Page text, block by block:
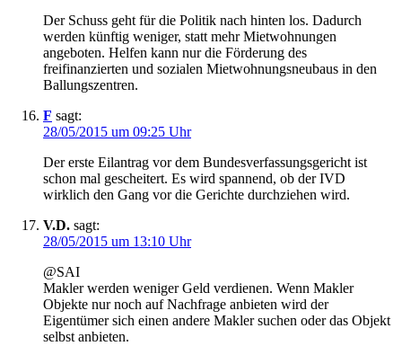
Der Schuss geht für die Politik nach hinten los. Dadurch
werden künftig weniger, statt mehr Mietwohnungen
angeboten. Helfen kann nur die Förderung des
freifinanzierten und sozialen Mietwohnungsneubaus in den
Ballungszentren.
F sagt:
28/05/2015 um 09:25 Uhr
Der erste Eilantrag vor dem Bundesverfassungsgericht ist
schon mal gescheitert. Es wird spannend, ob der IVD
wirklich den Gang vor die Gerichte durchziehen wird.
V.D. sagt:
28/05/2015 um 13:10 Uhr
@SAI
Makler werden weniger Geld verdienen. Wenn Makler
Objekte nur noch auf Nachfrage anbieten wird der
Eigentümer sich einen andere Makler suchen oder das Objekt
selbst anbieten.